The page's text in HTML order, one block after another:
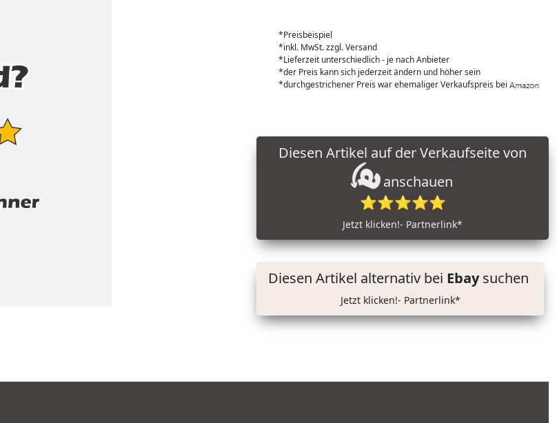
*Preisbeispiel
*inkl. MwSt. zzgl. Versand
*Lieferzeit unterschiedlich - je nach Anbieter
*der Preis kann sich jederzeit ändern und höher sein
*durchgestrichener Preis war ehemaliger Verkaufspreis bei
anschauen
⭐⭐⭐⭐⭐
Jetzt klicken!- Partnerlink*
Diesen Artikel alternativ bei Ebaysuchen
Jetzt klicken!- Partnerlink*